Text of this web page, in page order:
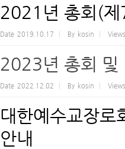
2021년 총회(제
Date 2019.10.17 By kosin Views
2023년 총회 및
Date 2022.12.02 By kosin Views
대한예수교장로
안내